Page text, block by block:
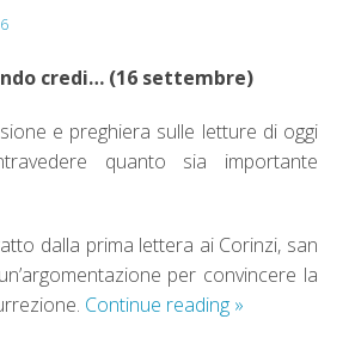
credi… (16 settembre)
e preghiera sulle letture di oggi
quanto sia importante
dalla prima lettera ai Corinzi, san
per convincere la
Continue reading »